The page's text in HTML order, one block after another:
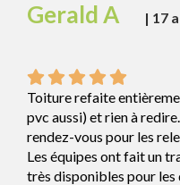
Gerald A | 17
Toiture refaite
pvc aussi) et rien à
rendez-vous pour les
Les équipes ont fait un
très disponibles pour